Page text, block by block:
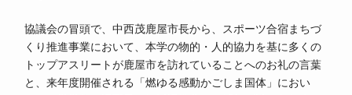
協議会の冒頭で、中西茂鹿屋市長から、スポーツ合宿まちづ
くり推進事業において、本学の物的・人的協力を基に多くの
トップアスリートが鹿屋市を訪れていることへのお礼の言葉
と、来年度開催される「燃ゆる感動かごしま国体」におい